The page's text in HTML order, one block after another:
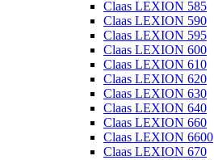
Claas LEXION 585
Claas LEXION 590
Claas LEXION 595
Claas LEXION 600
Claas LEXION 610
Claas LEXION 620
Claas LEXION 630
Claas LEXION 640
Claas LEXION 660
Claas LEXION 6600
Claas LEXION 670